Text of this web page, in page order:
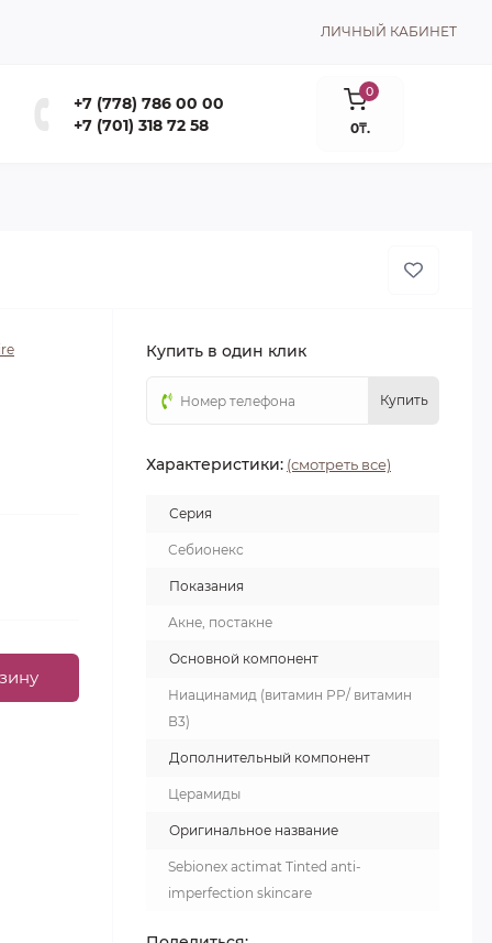
ЛИЧНЫЙ КАБИНЕТ
+7 (778) 786 00 00
+7 (701) 318 72 58
0
0₸.
Купить в один клик
Купить
Характеристики: (смотреть все)
Серия
Себионекс
Показания
Акне, постакне
Основной компонент
Ниацинамид (витамин РР/ витамин
В3)
Дополнительный компонент
Церамиды
Оригинальное название
Sebionex actimat Tinted anti-
imperfection skincare